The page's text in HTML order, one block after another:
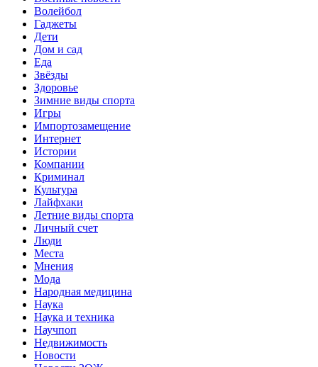
Волейбол
Гаджеты
Дети
Дом и сад
Еда
Звёзды
Здоровье
Зимние виды спорта
Игры
Импортозамещение
Интернет
Истории
Компании
Криминал
Культура
Лайфхаки
Летние виды спорта
Личный счет
Люди
Места
Мнения
Мода
Народная медицина
Наука
Наука и техника
Научпоп
Недвижимость
Новости